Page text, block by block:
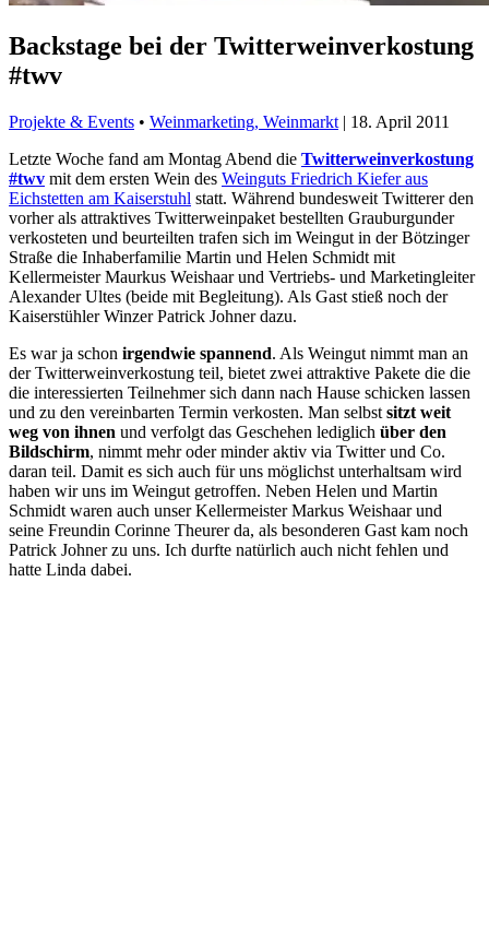
Backstage bei der Twitterweinverkostung
#twv
Projekte & Events • Weinmarketing, Weinmarkt | 18. April 2011
Letzte Woche fand am Montag Abend die Twitterweinverkostung
#twv mit dem ersten Wein des Weinguts Friedrich Kiefer aus
Eichstetten am Kaiserstuhl statt. Während bundesweit Twitterer den
vorher als attraktives Twitterweinpaket bestellten Grauburgunder
verkosteten und beurteilten trafen sich im Weingut in der Bötzinger
Straße die Inhaberfamilie Martin und Helen Schmidt mit
Kellermeister Maurkus Weishaar und Vertriebs- und Marketingleiter
Alexander Ultes (beide mit Begleitung). Als Gast stieß noch der
Kaiserstühler Winzer Patrick Johner dazu.
Es war ja schon irgendwie spannend. Als Weingut nimmt man an
der Twitterweinverkostung teil, bietet zwei attraktive Pakete die die
die interessierten Teilnehmer sich dann nach Hause schicken lassen
und zu den vereinbarten Termin verkosten. Man selbst sitzt weit
weg von ihnen und verfolgt das Geschehen lediglich über den
Bildschirm, nimmt mehr oder minder aktiv via Twitter und Co.
daran teil. Damit es sich auch für uns möglichst unterhaltsam wird
haben wir uns im Weingut getroffen. Neben Helen und Martin
Schmidt waren auch unser Kellermeister Markus Weishaar und
seine Freundin Corinne Theurer da, als besonderen Gast kam noch
Patrick Johner zu uns. Ich durfte natürlich auch nicht fehlen und
hatte Linda dabei.